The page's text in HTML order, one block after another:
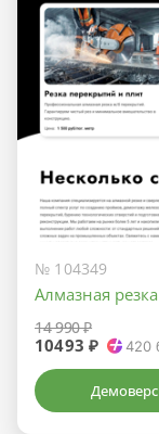
№ 104349
Алмазная
14 990 ₽
10493 ₽ 420